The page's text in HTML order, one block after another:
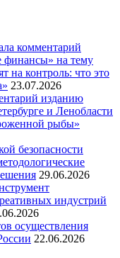
комментарий
на тему
на контроль: что это
23.07.2026
изданию
и Ленобласти
рыбы»
безопасности
29.06.2026
индустрий
осуществления
22.06.2026